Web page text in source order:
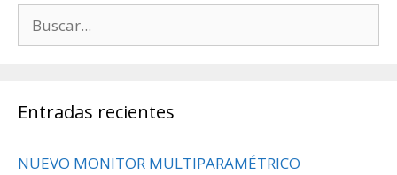
Entradas recientes
NUEVO MONITOR MULTIPARAMÉTRICO